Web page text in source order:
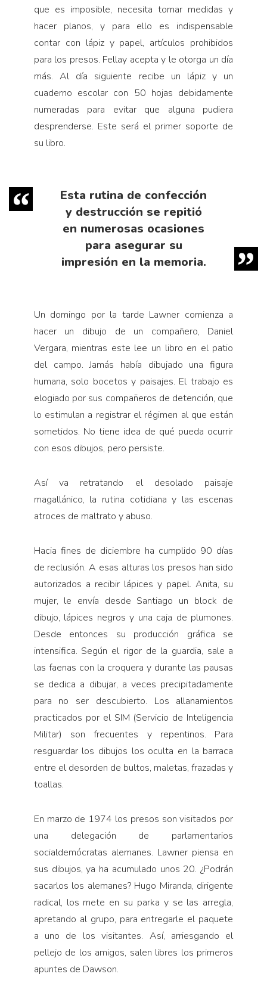
que es imposible, necesita tomar medidas y
hacer planos, y para ello es indispensable
contar con lápiz y papel, artículos prohibidos
para los presos. Fellay acepta y le otorga un día
más. Al día siguiente recibe un lápiz y un
cuaderno escolar con 50 hojas debidamente
numeradas para evitar que alguna pudiera
desprenderse. Este será el primer soporte de
su libro.
Esta rutina de confección
y destrucción se repitió
en numerosas ocasiones
para asegurar su
impresión en la memoria.
Un domingo por la tarde Lawner comienza a
hacer un dibujo de un compañero, Daniel
Vergara, mientras este lee un libro en el patio
del campo. Jamás había dibujado una figura
humana, solo bocetos y paisajes. El trabajo es
elogiado por sus compañeros de detención, que
lo estimulan a registrar el régimen al que están
sometidos. No tiene idea de qué pueda ocurrir
con esos dibujos, pero persiste.
Así va retratando el desolado paisaje
magallánico, la rutina cotidiana y las escenas
atroces de maltrato y abuso.
Hacia fines de diciembre ha cumplido 90 días
de reclusión. A esas alturas los presos han sido
autorizados a recibir lápices y papel. Anita, su
mujer, le envía desde Santiago un block de
dibujo, lápices negros y una caja de plumones.
Desde entonces su producción gráfica se
intensifica. Según el rigor de la guardia, sale a
las faenas con la croquera y durante las pausas
se dedica a dibujar, a veces precipitadamente
para no ser descubierto. Los allanamientos
practicados por el SIM (Servicio de Inteligencia
Militar) son frecuentes y repentinos. Para
resguardar los dibujos los oculta en la barraca
entre el desorden de bultos, maletas, frazadas y
toallas.
En marzo de 1974 los presos son visitados por
una delegación de parlamentarios
socialdemócratas alemanes. Lawner piensa en
sus dibujos, ya ha acumulado unos 20. ¿Podrán
sacarlos los alemanes? Hugo Miranda, dirigente
radical, los mete en su parka y se las arregla,
apretando al grupo, para entregarle el paquete
a uno de los visitantes. Así, arriesgando el
pellejo de los amigos, salen libres los primeros
apuntes de Dawson.